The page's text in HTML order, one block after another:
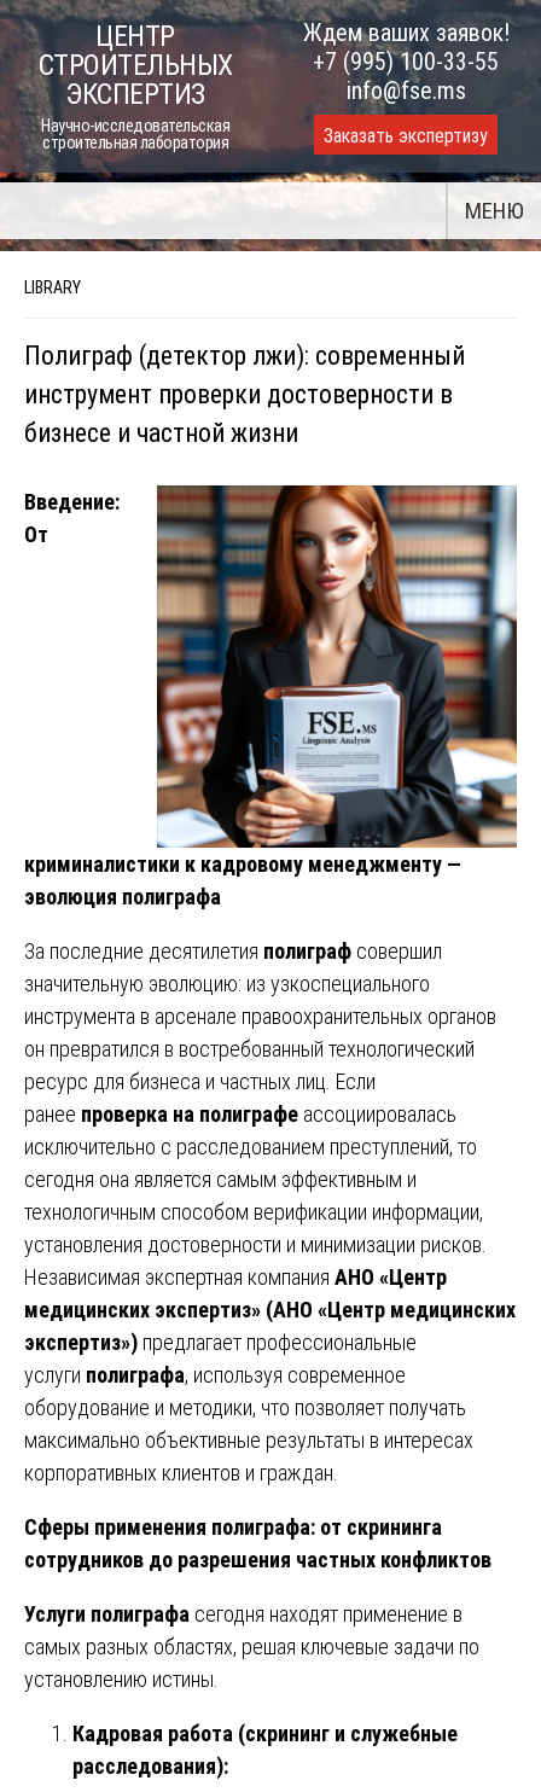
Skip
to
content
ЦЕНТР
СТРОИТЕЛЬНЫХ
ЭКСПЕРТИЗ
Научно-исследовательская
строительная лаборатория
Ждем ваших заявок!
+7 (995) 100-33-55
info@fse.ms
Заказать экспертизу
МЕНЮ
LIBRARY
Полиграф (детектор лжи): современный
инструмент проверки достоверности в
бизнесе и частной жизни
Введение:
От
криминалистики к кадровому менеджменту —
эволюция полиграфа
За последние десятилетия полиграф совершил
значительную эволюцию: из узкоспециального
инструмента в арсенале правоохранительных органов
он превратился в востребованный технологический
ресурс для бизнеса и частных лиц. Если
ранее проверка на полиграфе ассоциировалась
исключительно с расследованием преступлений, то
сегодня она является самым эффективным и
технологичным способом верификации информации,
установления достоверности и минимизации рисков.
Независимая экспертная компания АНО «Центр
медицинских экспертиз» (АНО «Центр медицинских
экспертиз») предлагает профессиональные
услуги полиграфа, используя современное
оборудование и методики, что позволяет получать
максимально объективные результаты в интересах
корпоративных клиентов и граждан.
Сферы применения полиграфа: от скрининга
сотрудников до разрешения частных конфликтов
Услуги полиграфа сегодня находят применение в
самых разных областях, решая ключевые задачи по
установлению истины.
Кадровая работа (скрининг и служебные
расследования):